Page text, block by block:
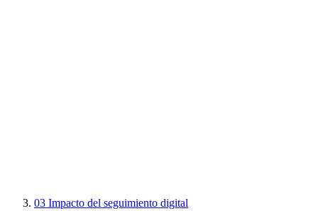
03 Impacto del seguimiento digital